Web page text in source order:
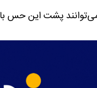
می‌توانند پشت این